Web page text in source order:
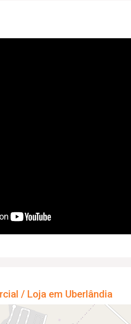
/ Loja em Uberlândia